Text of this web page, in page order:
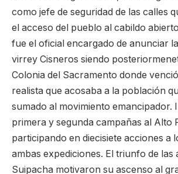
como jefe de seguridad de las calles
el acceso del pueblo al cabildo
fue el oficial encargado de anunciar
virrey Cisneros siendo
Colonia del Sacramento donde
realista que acosaba a la población
sumado al movimiento emancipador.
primera y segunda campañas al Alto
participando en diecisiete acciones a
ambas expediciones. El triunfo de las
Suipacha motivaron su ascenso al